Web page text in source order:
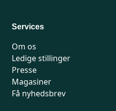
Services
Om os
Ledige stillinger
Presse
Magasiner
Få nyhedsbrev